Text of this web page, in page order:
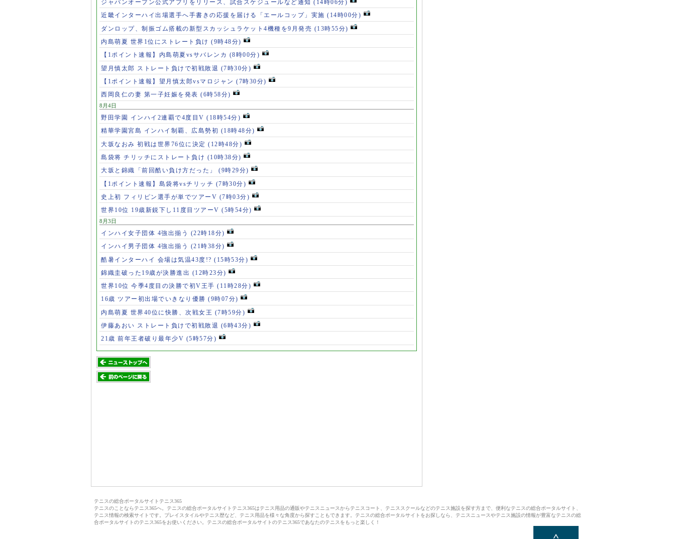
ジャパンオープン公式アプリをリリース、試合スケジュールなど通知 (14時06分)
近畿インターハイ出場選手へ手書きの応援を届ける「エールコップ」実施 (14時00分)
ダンロップ、制振ゴム搭載の新型スカッシュラケット4機種を9月発売 (13時55分)
内島萌夏 世界1位にストレート負け (9時48分)
【1ポイント速報】内島萌夏vsサバレンカ (8時00分)
望月慎太郎 ストレート負けで初戦敗退 (7時30分)
【1ポイント速報】望月慎太郎vsマロジャン (7時30分)
西岡良仁の妻 第一子妊娠を発表 (6時58分)
8月4日
野田学園 インハイ2連覇で4度目V (18時54分)
精華学園宮島 インハイ制覇、広島勢初 (18時48分)
大坂なおみ 初戦は世界76位に決定 (12時48分)
島袋将 チリッチにストレート負け (10時38分)
大坂と錦織「前回酷い負け方だった」 (9時29分)
【1ポイント速報】島袋将vsチリッチ (7時30分)
史上初 フィリピン選手が単でツアーV (7時03分)
世界10位 19歳新鋭下し11度目ツアーV (5時54分)
8月3日
インハイ女子団体 4強出揃う (22時18分)
インハイ男子団体 4強出揃う (21時38分)
酷暑インターハイ 会場は気温43度!? (15時53分)
錦織圭破った19歳が決勝進出 (12時23分)
世界10位 今季4度目の決勝で初V王手 (11時28分)
16歳 ツアー初出場でいきなり優勝 (9時07分)
内島萌夏 世界40位に快勝、次戦女王 (7時59分)
伊藤あおい ストレート負けで初戦敗退 (6時43分)
21歳 前年王者破り最年少V (5時57分)
テニスの総合ポータルサイトテニス365
テニスのことならテニス365へ。テニスの総合ポータルサイトテニス365はテニス用品の通販やテニスニュースからテニスコート、テニススクールなどのテニス施設を探す方まで、便利なテニスの総合ポータルサイト、
テニス情報の検索サイトです。プレイスタイルやテニス歴など、テニス用品を様々な角度から探すこともできます。テニスの総合ポータルサイトをお探しなら、テニスニュースやテニス施設の情報が豊富なテニスの総
合ポータルサイトのテニス365をお使いください。テニスの総合ポータルサイトのテニス365であなたのテニスをもっと楽しく！